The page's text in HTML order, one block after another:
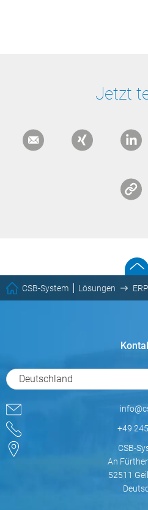
Jetzt
CSB-System Lösungen ERP
Deutschland
+49
CSB-
An
52511